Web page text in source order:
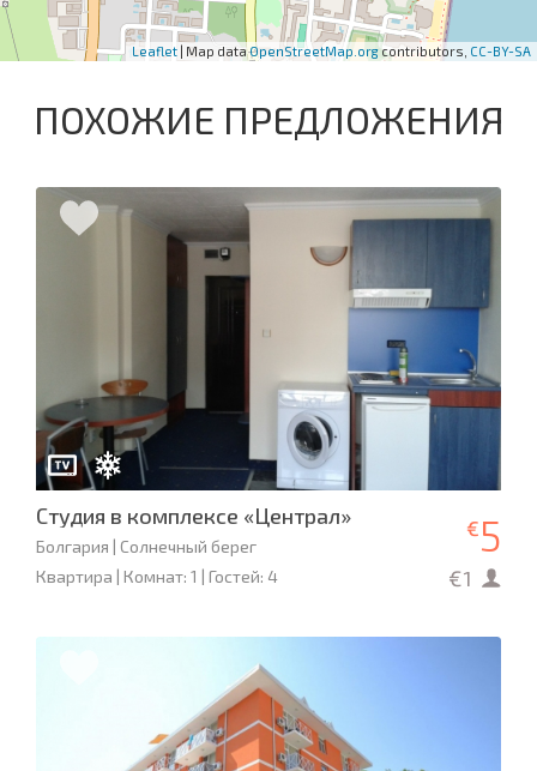
Leaflet | Map dataOpenStreetMap.orgcontributors, CC-BY-SA
ПОХОЖИЕ ПРЕДЛОЖЕНИЯ
Студия в комплексе «Централ»
Болгария | Солнечный берег
Квартира | Комнат: 1 | Гостей: 4
€5
€1